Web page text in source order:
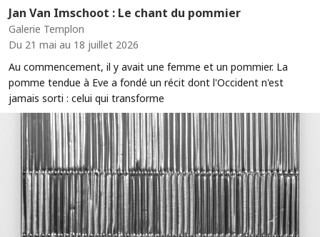
Jan Van Imschoot : Le chant du pommier
Galerie Templon
Du 21 mai au 18 juillet 2026
Au commencement, il y avait une femme et un pommier. La
pomme tendue à Eve a fondé un récit dont l'Occident n'est
jamais sorti : celui qui transforme